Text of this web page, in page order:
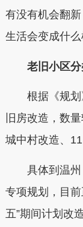
有没有机会翻
生活会变成什么
老旧小区分
根据《规划》
旧房改造，数
城中村改造、
具体到温州，
专项规划，目
五”期间计划改